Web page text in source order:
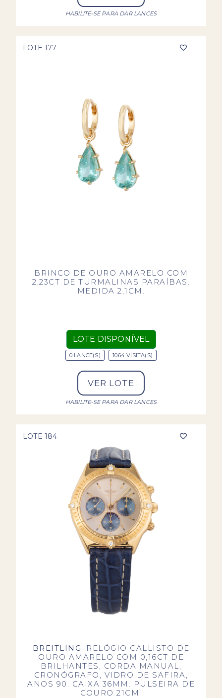
HABILITE-SE PARA DAR LANCES
LOTE 177
BRINCO DE OURO AMARELO COM
2,23CT DE TURMALINAS PARAÍBAS.
MEDIDA 2,1CM.
LOTE DISPONÍVEL
0 LANCE(S) 1064 VISITA(S)
VER LOTE
HABILITE-SE PARA DAR LANCES
LOTE 184
BREITLING
. RELÓGIO CALLISTO DE
OURO AMARELO COM 0,16CT DE
BRILHANTES, CORDA MANUAL,
CRONÓGRAFO, VIDRO DE SAFIRA,
ANOS 90. CAIXA 36MM. PULSEIRA DE
COURO 21CM.